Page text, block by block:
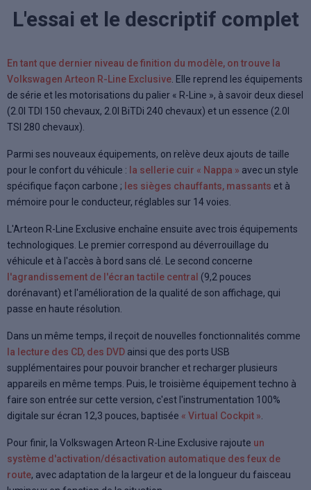
L'essai et le descriptif complet
En tant que dernier niveau de finition du modèle, on trouve la
Volkswagen Arteon R-Line Exclusive. Elle reprend les équipements
de série et les motorisations du palier « R-Line », à savoir deux diesel
(2.0l TDI 150 chevaux, 2.0l BiTDi 240 chevaux) et un essence (2.0l
TSI 280 chevaux).
Parmi ses nouveaux équipements, on relève deux ajouts de taille
pour le confort du véhicule : la sellerie cuir « Nappa » avec un style
spécifique façon carbone ; les sièges chauffants, massants et à
mémoire pour le conducteur, réglables sur 14 voies.
L'Arteon R-Line Exclusive enchaîne ensuite avec trois équipements
technologiques. Le premier correspond au déverrouillage du
véhicule et à l'accès à bord sans clé. Le second concerne
l'agrandissement de l'écran tactile central (9,2 pouces
dorénavant) et l'amélioration de la qualité de son affichage, qui
passe en haute résolution.
Dans un même temps, il reçoit de nouvelles fonctionnalités comme
la lecture des CD, des DVD ainsi que des ports USB
supplémentaires pour pouvoir brancher et recharger plusieurs
appareils en même temps. Puis, le troisième équipement techno à
faire son entrée sur cette version, c'est l'instrumentation 100%
digitale sur écran 12,3 pouces, baptisée « Virtual Cockpit ».
Pour finir, la Volkswagen Arteon R-Line Exclusive rajoute un
système d'activation/désactivation automatique des feux de
route, avec adaptation de la largeur et de la longueur du faisceau